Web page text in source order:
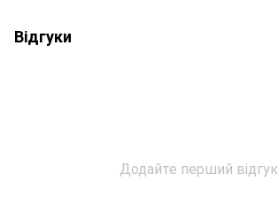
Відгуки
Додайте перший відгук